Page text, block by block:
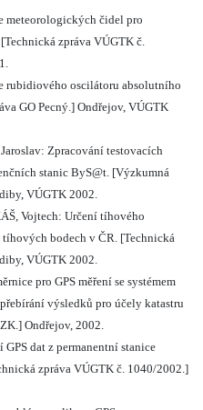
meteorologických čidel pro
zpráva VÚGTK č.
rubidiového oscilátoru absolutního
GO Pecný.] Ondřejov, VÚGTK
Zpracování testovacích
stanic ByS@t. [Výzkumná
VÚGTK 2002.
Vojtech: Určení tíhového
bodech v ČR. [Technická
VÚGTK 2002.
pro GPS měření se systémem
výsledků pro účely katastru
Ondřejov, 2002.
dat z permanentní stanice
zpráva VÚGTK č. 1040/2002.]